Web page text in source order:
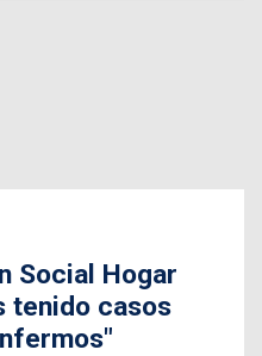
Social Hogar
tenido casos